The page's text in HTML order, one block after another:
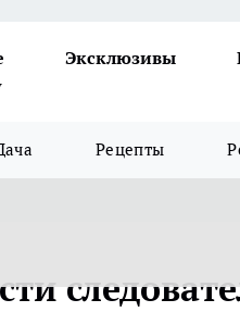
Эксклюзивы
Рецепты